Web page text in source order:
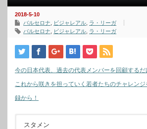
2018-5-10
バルセロナ
ビジャレアル ラ・リーガ
バルセロナ
ビジャレアル ラ・リーガ
今の日本代表、過去の代表メンバーを回顧するだ
これから咲きを担っていく若者たちのチャレン
録から！
スタメン